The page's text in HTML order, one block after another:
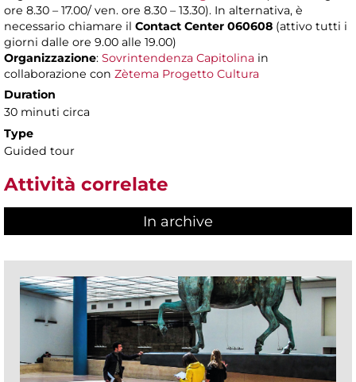
ore 8.30 – 17.00/ ven. ore 8.30 – 13.30). In alternativa, è
necessario chiamare il Contact Center 060608 (attivo tutti i
giorni dalle ore 9.00 alle 19.00)
Organizzazione: Sovrintendenza Capitolina in
collaborazione con Zètema Progetto Cultura
Duration
30 minuti circa
Type
Guided tour
Attività correlate
In archive